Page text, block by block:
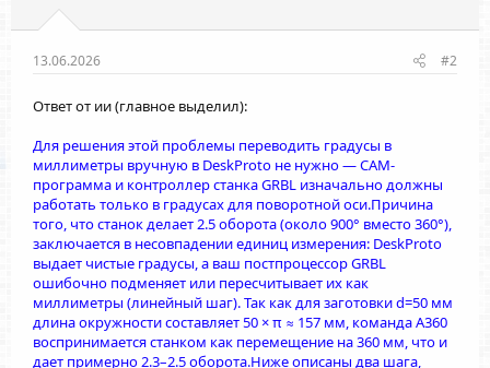
13.06.2026 #2
Ответ от ии (главное выделил):
Для решения этой проблемы переводить градусы в
миллиметры вручную в DeskProto не нужно — CAM-
программа и контроллер станка GRBL изначально должны
работать только в градусах для поворотной оси.Причина
того, что станок делает 2.5 оборота (около 900° вместо 360°),
заключается в несовпадении единиц измерения: DeskProto
выдает чистые градусы, а ваш постпроцессор GRBL
ошибочно подменяет или пересчитывает их как
миллиметры (линейный шаг). Так как для заготовки d=50 мм
длина окружности составляет 50 × π ≈ 157 мм, команда A360
воспринимается станком как перемещение на 360 мм, что и
дает примерно 2.3–2.5 оборота.Ниже описаны два шага,